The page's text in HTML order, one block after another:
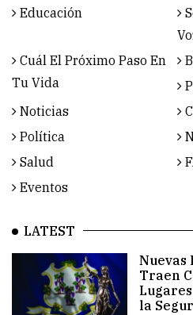
Educación
Cuál El Próximo Paso En
Tu Vida
Noticias
Política
Salud
Eventos
LATEST
Nuevas
Traen
la